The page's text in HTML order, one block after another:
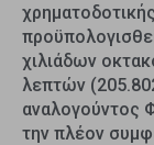
χιλιάδων
λεπτών
αναλογούντος
την πλέον